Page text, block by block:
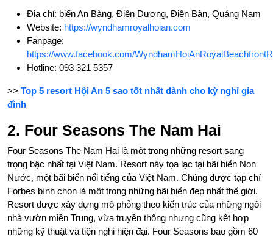
Địa chỉ: biển An Bàng, Điện Dương, Điện Bàn, Quảng Nam
Website: https://wyndhamroyalhoian.com
Fanpage:
https://www.facebook.com/
Hotline: 093 321 5357
>> Top 5 resort Hội An 5 sao tốt nhất dành cho kỳ nghỉ gia
đình
2. Four Seasons The Nam Hai
Four Seasons The Nam Hai là một trong những resort sang
trọng bậc nhất tại Việt Nam. Resort này tọa lạc tại bãi biển Non
Nước, một bãi biển nổi tiếng của Việt Nam. Chúng được tạp chí
Forbes bình chọn là một trong những bãi biển đẹp nhất thế giới.
Resort được xây dựng mô phỏng theo kiến trúc của những ngôi
nhà vườn miền Trung, vừa truyền thống nhưng cũng kết hợp
những kỹ thuật và tiện nghi hiện đại. Four Seasons bao gồm 60